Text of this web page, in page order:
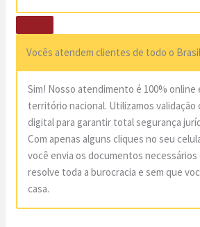
Vocês atendem clientes de todo o
Sim! Nosso atendimento é 100% online
território nacional. Utilizamos
digital para garantir total segurança
Com apenas alguns cliques no seu
você envia os documentos necessários
resolve toda a burocracia e sem que
casa.